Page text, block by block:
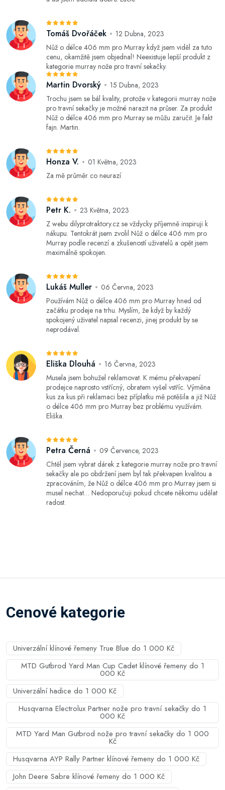
Tomáš Dvořáček
12 Dubna, 2023
Nůž o délce 406 mm pro Murray když jsem viděl za tuto
cenu, okamžitě jsem objednal! Neexistuje lepší produkt z
kategorie murray nože pro travní sekačky.
Martin Dvorský
15 Dubna, 2023
Trochu jsem se bál kvality, protože v kategorii murray nože
pro travní sekačky je možné narazit na průser. Za produkt
Nůž o délce 406 mm pro Murray se můžu zaručit. Je fakt
fajn. Martin.
Honza V.
01 Května, 2023
Za mě průměr co neurazí
Petr K.
23 Května, 2023
Z webu dilyprotraktory.cz se vždycky příjemně inspiruji k
nákupu. Tentokrát jsem zvolil Nůž o délce 406 mm pro
Murray podle recenzí a zkušeností uživatelů a opět jsem
maximálně spokojen.
Lukáš Muller
06 Června, 2023
Používám Nůž o délce 406 mm pro Murray hned od
začátku prodeje na trhu. Myslím, že když by každý
spokojený uživatel napsal recenzi, jinej produkt by se
neprodával.
Eliška Dlouhá
16 Června, 2023
Musela jsem bohužel reklamovat. K mému překvapení
prodejce naprosto vstřícný, obratem vyšel vstříc. Výměna
kus za kus při reklamaci bez příplatku mě potěšila a již Nůž
o délce 406 mm pro Murray bez problému využívám.
Eliška.
Petra Černá
09 Července, 2023
Chtěl jsem vybrat dárek z kategorie murray nože pro travní
sekačky ale po obdržení jsem byl tak překvapen kvalitou a
zpracováním, že Nůž o délce 406 mm pro Murray jsem si
musel nechat… Nedoporučuji pokud chcete někomu udělat
radost.
Cenové kategorie
Univerzální klínové řemeny True Blue do 1 000 Kč
MTD Gutbrod Yard Man Cup Cadet klínové řemeny do 1
000 Kč
Univerzální hadice do 1 000 Kč
Husqvarna Electrolux Partner nože pro travní sekačky do 1
000 Kč
MTD Yard Man Gutbrod nože pro travní sekačky do 1 000
Kč
Husqvarna AYP Rally Partner klínové řemeny do 1 000 Kč
John Deere Sabre klínové řemeny do 1 000 Kč